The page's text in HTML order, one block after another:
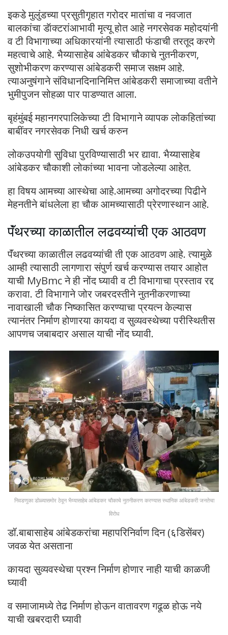
इकडे मुलुंडच्या प्रसुतीगृहात गरोदर मातांचा व नवजात
बालकांचा डॅाक्टरांआभावी मृत्यू होत आहे नगरसेवक महोदयांनी
व टी विभागाच्या अधिकारयांनी त्यासाठी फंडाची तरतूद करणे
महत्वाचे आहे. भैय्यासाहेब आंबेडकर चौकाचे नुतनीकरण,
सुशोभीकरण करण्यास आंबेडकरी समाज सक्षम आहे.
त्याअनुषंगाने संविधानदिनानिमित्त आंबेडकरी समाजाच्या वतीने
भुमीपुजन सोहळा पार पाडण्यात आला.
बृहंमुंबई महानगरपालिकेच्या टी विभागाने व्यापक लोकहितांच्या
बाबींवर नगरसेवक निधी खर्च करुन
लोकउपयोगी सुविधा पुरविण्यासाठी भर द्यावा. भैय्यासाहेब
आंबेडकर चौकाशी लोकांच्या भावना जोडलेल्या आहेत.
हा विषय आमच्या आस्थेचा आहे.आमच्या अगोदरच्या पिढीने
मेहनतीने बांधलेला हा चौक आमच्यासाठी प्रेरणास्थान आहे.
पॅंथरच्या काळातील लढवय्यांची एक आठवण
पॅंथरच्या काळातील लढवय्यांची ती एक आठवण आहे. त्यामुळे
आम्ही त्यासाठी लागणारा संपुर्ण खर्च करण्यास तयार आहोत
याची MyBmc ने ही नोंद घ्यावी व टी विभागाचा प्रस्ताव रद्द
करावा. टी विभागाने जोर जबरदस्तीने नुतनीकरणाच्या
नावाखाली चौक निष्कासित करण्याचा प्रयत्न केल्यास
त्यानंतर निर्माण होणारया कायदा व सुव्यवस्थेच्या परीस्थितीस
आपणच जबाबदार असाल याची नोंद घ्यावी.
निवडणुका डोळ्यासमोर ठेवून भैय्यासाहेब आंबेडकर चौकाचे नुतनीकरण करण्यास स्थानिक आंबेडकरी जनतेचा
विरोध
डॉ.बाबासाहेब आंबेडकरांचा महापरिनिर्वाण दिन (६डिसेंबर)
जवळ येत असताना
कायदा सुव्यवस्थेचा प्रश्न निर्माण होणार नाही याची काळजी
घ्यावी
व समाजामध्ये तेढ निर्माण होऊन वातावरण गढूळ होऊ नये
याची खबरदारी घ्यावी